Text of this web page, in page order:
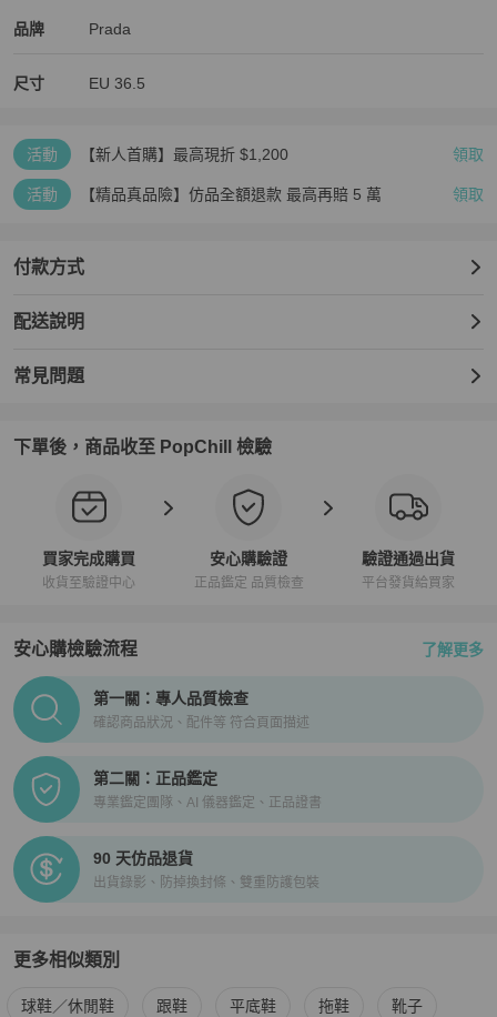
品牌
Prada 女鞋品牌介紹
Prada
Prada 推薦清單
尺寸 EU 36.5
活動 【新人首購】最高現折 $1,200 領取
活動 【精品真品險】仿品全額退款 最高再賠 5 萬 領取
付款方式
配送說明
常見問題
下單後，商品收至 PopChill 檢驗
買家完成購買
收貨至驗證中心
安心購驗證
正品鑑定 品質檢查
驗證通過出貨
平台發貨給買家
安心購檢驗流程 了解更多
PopChill拍拍圈正品驗證、安心購檢驗流程介紹
第一關：專人品質檢查
確認商品狀況、配件等 符合頁面描述
第二關：正品鑑定
專業鑑定團隊、AI 儀器鑑定、正品證書
90 天仿品退貨
出貨錄影、防掉換封條、雙重防護包裝
更多相似類別
更多Prada女鞋 相似商品推薦
球鞋／休閒鞋 跟鞋 平底鞋 拖鞋 靴子